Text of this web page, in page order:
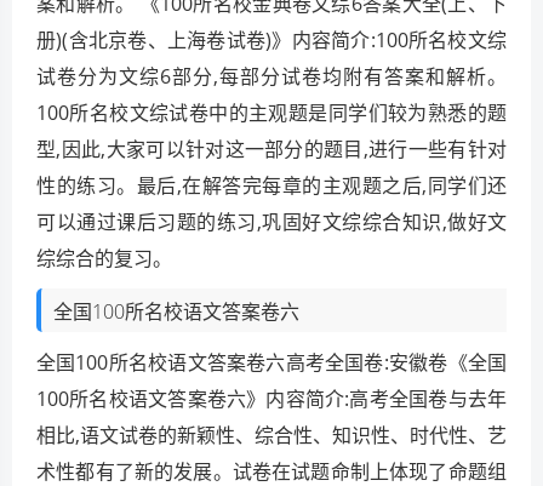
册)(含北京卷、上海卷试卷)》内容简介:100所名校文综
试卷分为文综6部分,每部分试卷均附有答案和解析。
100所名校文综试卷中的主观题是同学们较为熟悉的题
型,因此,大家可以针对这一部分的题目,进行一些有针对
性的练习。最后,在解答完每章的主观题之后,同学们还
可以通过课后习题的练习,巩固好文综综合知识,做好文
综综合的复习。
全国100所名校语文答案卷六
全国100所名校语文答案卷六高考全国卷:安徽卷《全国
100所名校语文答案卷六》内容简介:高考全国卷与去年
相比,语文试卷的新颖性、综合性、知识性、时代性、艺
术性都有了新的发展。试卷在试题命制上体现了命题组